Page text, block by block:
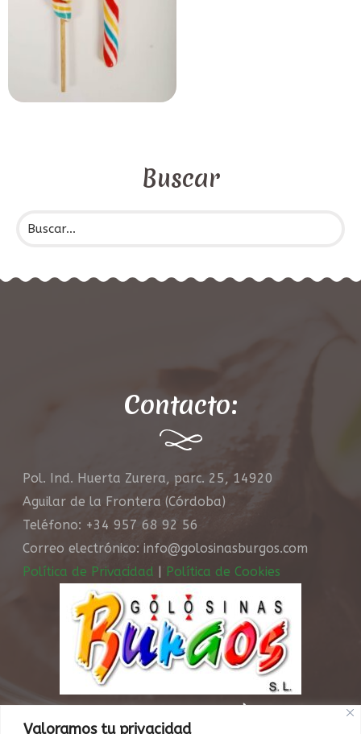
Valoramos tu privacidad
Buscar
Contacto:
Pol. Ind. Huerta Zurera, parc. 25, 14920
Aguilar de la Frontera (Córdoba)
Teléfono: +34 957 68 92 56
Correo electrónico: info@golosinasburgos.com
Política de Privacidad | Política de Cookies
¿Quieres recibir